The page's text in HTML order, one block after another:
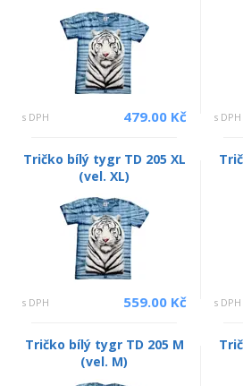
s DPH 479.00 Kč s DPH
Tričko bílý tygr TD 205 XL
(vel. XL)
s DPH 559.00 Kč s DPH
Tričko bílý tygr TD 205 M
(vel. M)